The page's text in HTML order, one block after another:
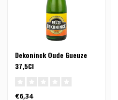
Dekoninck Oude Gueuze
37,5Cl
€6,34